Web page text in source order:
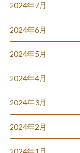
2024年7月
2024年6月
2024年5月
2024年4月
2024年3月
2024年2月
2024年1月